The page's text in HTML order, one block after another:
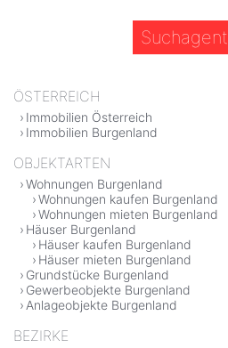
Suchagent
ÖSTERREICH
Immobilien Österreich
Immobilien Burgenland
OBJEKTARTEN
Wohnungen Burgenland
Wohnungen kaufen Burgenland
Wohnungen mieten Burgenland
Häuser Burgenland
Häuser kaufen Burgenland
Häuser mieten Burgenland
Grundstücke Burgenland
Gewerbeobjekte Burgenland
Anlageobjekte Burgenland
BEZIRKE